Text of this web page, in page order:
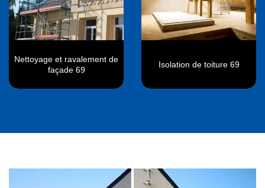
Nettoyage et ravalement de
façade 69
Isolation de toiture 69